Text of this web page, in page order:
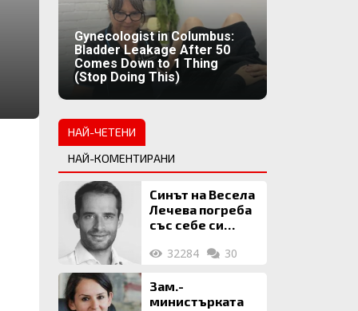
Gynecologist in Columbus:
Bladder Leakage After 50
Comes Down to 1 Thing
(Stop Doing This)
НАЙ-ЧЕТЕНИ
НАЙ-КОМЕНТИРАНИ
Синът на Весела
Лечева погреба
със себе си
млн. евро
32284 30
Зам.-
министърката